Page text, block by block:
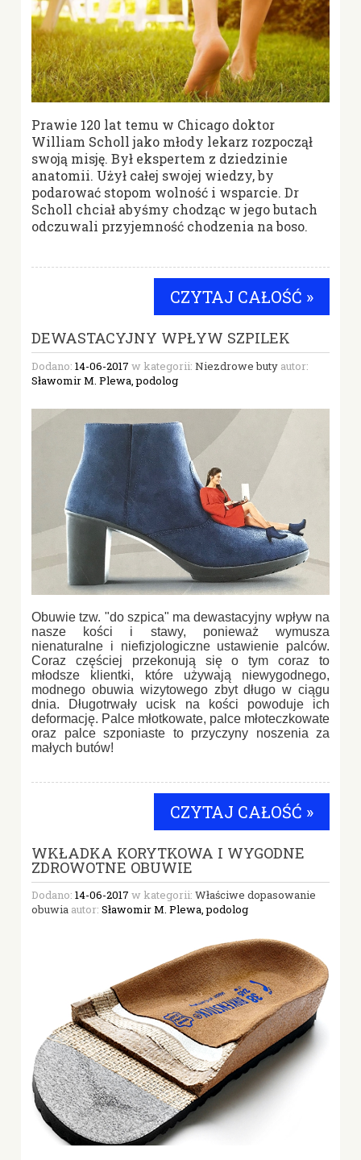
Prawie 120 lat temu w Chicago doktor
William Scholl jako młody lekarz rozpoczął
swoją misję. Był ekspertem z dziedzinie
anatomii. Użył całej swojej wiedzy, by
podarować stopom wolność i wsparcie. Dr
Scholl chciał abyśmy chodząc w jego butach
odczuwali przyjemność chodzenia na boso.
CZYTAJ CAŁOŚĆ »
DEWASTACYJNY WPŁYW SZPILEK
Dodano: 14-06-2017 w kategorii: Niezdrowe buty autor:
Sławomir M. Plewa, podolog
Obuwie tzw. "do szpica" ma dewastacyjny wpływ na
nasze kości i stawy, ponieważ wymusza
nienaturalne i niefizjologiczne ustawienie palców.
Coraz częściej przekonują się o tym coraz to
młodsze klientki, które używają niewygodnego,
modnego obuwia wizytowego zbyt długo w ciągu
dnia. Długotrwały ucisk na kości powoduje ich
deformację. Palce młotkowate, palce młoteczkowate
oraz palce szponiaste to przyczyny noszenia za
małych butów!
CZYTAJ CAŁOŚĆ »
WKŁADKA KORYTKOWA I WYGODNE
ZDROWOTNE OBUWIE
Dodano: 14-06-2017 w kategorii: Właściwe dopasowanie
obuwia autor: Sławomir M. Plewa, podolog